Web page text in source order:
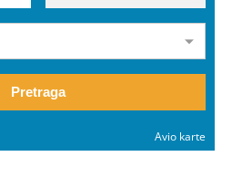
Pretraga
Avio karte